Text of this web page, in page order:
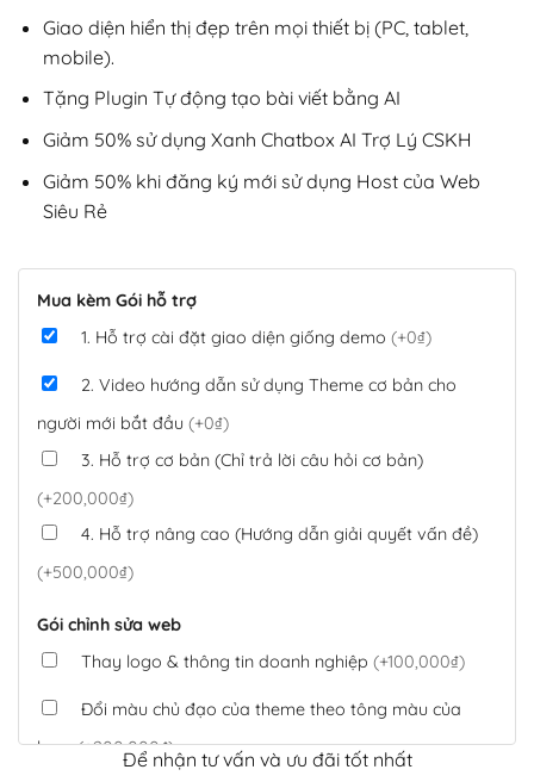
Giao diện hiển thị đẹp trên mọi thiết bị (PC, tablet,
mobile).
Tặng Plugin Tự động tạo bài viết bằng AI
Giảm 50% sử dụng Xanh Chatbox AI Trợ Lý CSKH
Giảm 50% khi đăng ký mới sử dụng Host của Web
Siêu Rẻ
Mua kèm Gói hỗ trợ
1. Hỗ trợ cài đặt giao diện giống demo (+0₫)
2. Video hướng dẫn sử dụng Theme cơ bản cho
người mới bắt đầu (+0₫)
3. Hỗ trợ cơ bản (Chỉ trả lời câu hỏi cơ bản)
(+200,000₫)
4. Hỗ trợ nâng cao (Hướng dẫn giải quyết vấn đề)
(+500,000₫)
Gói chỉnh sửa web
Thay logo & thông tin doanh nghiệp (+100,000₫)
Đổi màu chủ đạo của theme theo tông màu của
logo(+200,000₫)
Để nhận tư vấn và ưu đãi tốt nhất